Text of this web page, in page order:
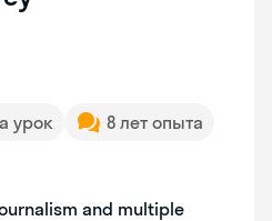
урок
8 лет опыта
and multiple